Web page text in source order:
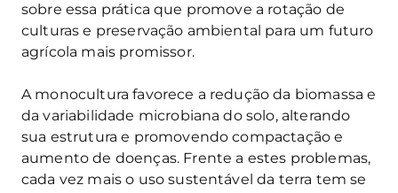
sobre essa prática que promove a rotação de
culturas e preservação ambiental para um futuro
agrícola mais promissor.
A monocultura favorece a redução da biomassa e
da variabilidade microbiana do solo, alterando
sua estrutura e promovendo compactação e
aumento de doenças. Frente a estes problemas,
cada vez mais o uso sustentável da terra tem se